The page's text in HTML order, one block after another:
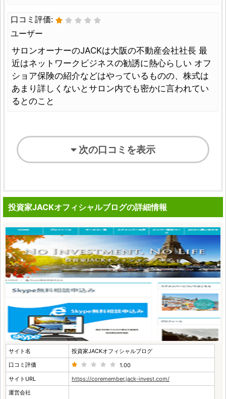
口コミ評価:
ユーザー
サロンオーナーのJACKは大阪の不動産会社社長 最
近はネットワークビジネスの勧誘に熱心らしい オフ
ショア保険の紹介などはやっているものの、株式は
あまり詳しくないとサロン内でも密かに言われてい
るとのこと
次の口コミを表示
投資家JACKオフィシャルブログの詳細情報
サイト名
投資家JACKオフィシャルブログ
口コミ評価
1.00
サイトURL
https://coremember.jack-invest.com/
運営会社